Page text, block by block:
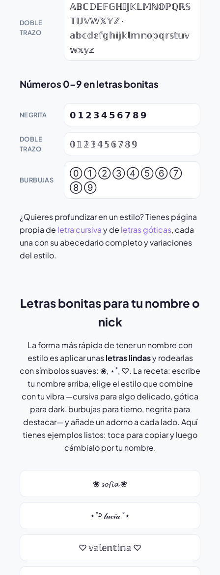
DOBLE
TRAZO
𝔸𝔹ℂ𝔻𝔼𝔽𝔾ℍ𝕀𝕁𝕂𝕃𝕄ℕ𝕆ℙℚℝ𝕊
𝕋𝕌𝕍𝕎𝕏𝕐ℤ ·
𝕒𝕓𝕔𝕕𝕖𝕗𝕘𝕙𝕚𝕛𝕜𝕝𝕞𝕟𝕠𝕡𝕢𝕣𝕤𝕥𝕦𝕧
𝕨𝕩𝕪𝕫
Números 0–9 en letras bonitas
NEGRITA 𝟬 𝟭 𝟮 𝟯 𝟰 𝟱 𝟲 𝟳 𝟴 𝟵
DOBLE
TRAZO
𝟘 𝟙 𝟚 𝟛 𝟜 𝟝 𝟞 𝟟 𝟠 𝟡
BURBUJAS
⓪ ① ② ③ ④ ⑤ ⑥ ⑦
⑧ ⑨
¿Quieres profundizar en un estilo? Tienes página
propia de letra cursivay de letras góticas, cada
una con su abecedario completo y variaciones
del estilo.
Letras bonitas para tu nombre o
nick
La forma más rápida de tener un nombre con
estilo es aplicar unasletras lindasy rodearlas
con símbolos suaves: ❀, ⋆˚, ♡. La receta: escribe
tu nombre arriba, elige el estilo que combine
con tu vibra —cursiva para algo delicado, gótica
para dark, burbujas para tierno, negrita para
destacar— y añade un adorno a cada lado. Aquí
tienes ejemplos listos: toca para copiar y luego
cámbialo por tu nombre.
❀ 𝓼𝓸𝓯𝓲𝓪 ❀
⋆˚࿔ 𝓁𝓊𝒸𝒾𝒶 ˚⋆
♡ 𝕧𝕒𝕝𝕖𝕟𝕥𝕚𝕟𝕒 ♡